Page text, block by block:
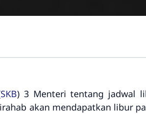
SKB) 3 Menteri tentang jadwal
akan mendapatkan libur